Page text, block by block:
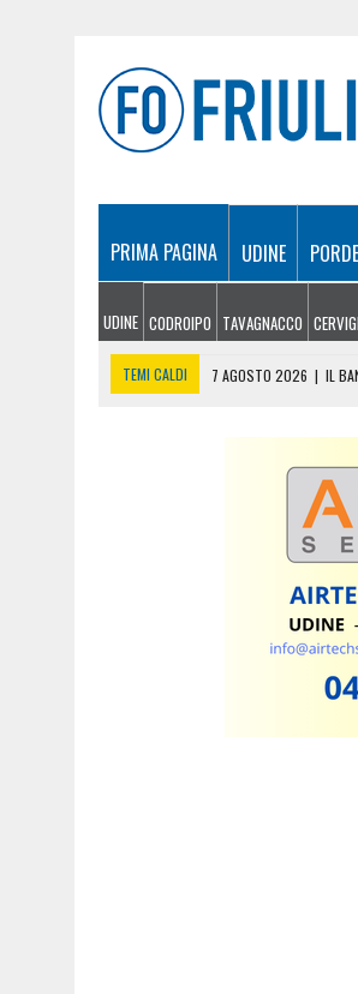
PRIMA PAGINA UDINE
UDINE CODROIPO TAVAGNACCO
TEMI CALDI 7 AGOSTO 2026 | IL
UN TAP, 10
ESTATE E CANI,